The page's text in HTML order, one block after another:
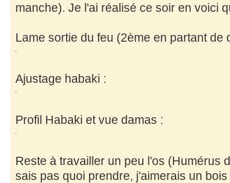
manche). Je l'ai réalisé ce soir en voici
Lame sortie du feu (2ème en partant de
Ajustage habaki :
Profil Habaki et vue damas :
Reste à travailler un peu l'os (Humérus
sais pas quoi prendre, j'aimerais un